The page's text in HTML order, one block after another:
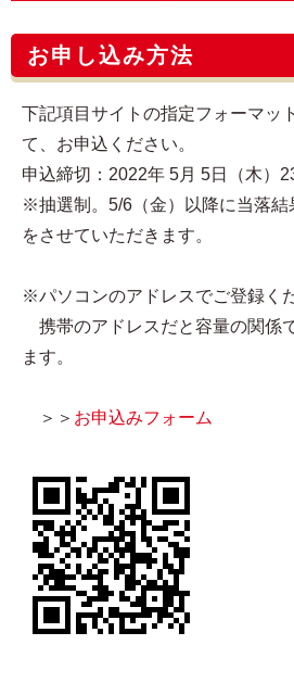
お申し込み方法
下記項目サイトの指定フォーマッ
て、お申込ください。
申込締切：2022年 5月 5日（木）
※抽選制。5/6（金）以降に当落結
をさせていただきます。
※パソコンのアドレスでご登録く
携帯のアドレスだと容量の関係
ます。
＞＞ お申込みフォーム